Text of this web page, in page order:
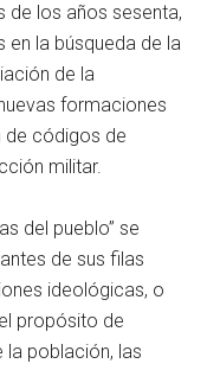
de los años sesenta,
en la búsqueda de la
de la
formaciones
de códigos de
militar.
del pueblo” se
de sus filas
ideológicas, o
propósito de
la población, las